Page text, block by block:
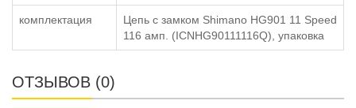
комплектация
Цепь с замком Shimano HG901 11 Speed
116 амп. (ICNHG90111116Q), упаковка
ОТЗЫВОВ (0)